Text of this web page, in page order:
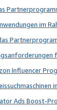
im
Influencer
Ads Boost-